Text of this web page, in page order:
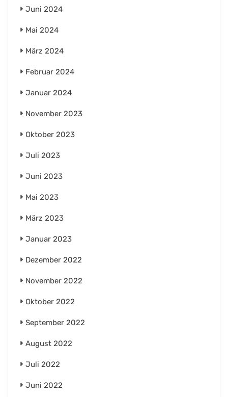
Juni 2024
Mai 2024
März 2024
Februar 2024
Januar 2024
November 2023
Oktober 2023
Juli 2023
Juni 2023
Mai 2023
März 2023
Januar 2023
Dezember 2022
November 2022
Oktober 2022
September 2022
August 2022
Juli 2022
Juni 2022